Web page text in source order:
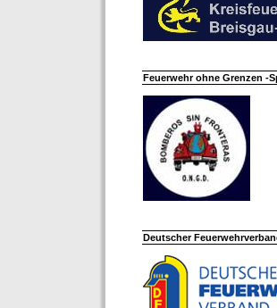
Feuerwehr ohne Grenzen -
Deutscher